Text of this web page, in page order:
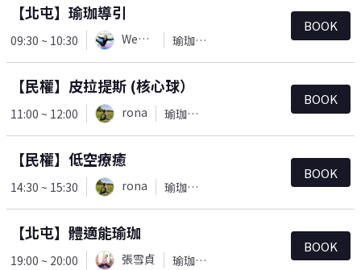
【北屯】瑜珈導引
09:30 ~ 10:30 Wendy 瑜珈＆皮拉提斯
BOOK
【民權】皮拉提斯 (核心球）
11:00 ~ 12:00 rona 瑜珈＆皮拉提斯
BOOK
【民權】低空療癒
14:30 ~ 15:30 rona 瑜珈＆皮拉提斯
BOOK
【北屯】體適能瑜珈
19:00 ~ 20:00 張雪貞 瑜珈＆皮拉提斯
BOOK